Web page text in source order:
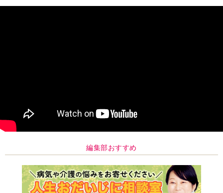
編集部おすすめ